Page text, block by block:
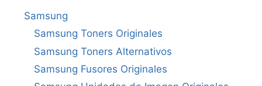
Samsung
Samsung Toners Originales
Samsung Toners Alternativos
Samsung Fusores Originales